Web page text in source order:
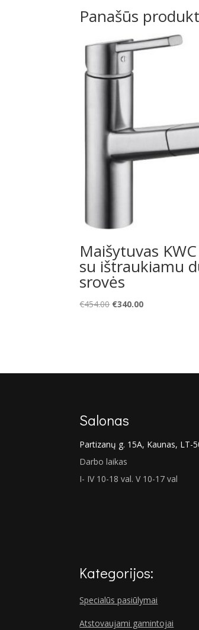
Panašūs
Maišytuvas
su ištraukiamu
srovės
€454.00 Original
€340.00Current
Salonas
Partizanų g. 15A, Kaunas, LT-
Darbo laikas
I- IV 10-18 val. V 10-17 val
Kategorijos:
Specialūs pasiūlymai
Atstovaujami gamintojai